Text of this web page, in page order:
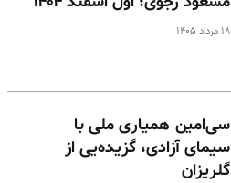
۱۸ مرداد ۱۴۰۵
سی‌امین همیاری ملی با
سیمای آزادی، گزیده‌یی از
گلریزان